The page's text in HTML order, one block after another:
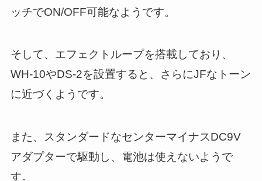
ッチでON/OFF可能なようです。
そして、エフェクトループを搭載しており、
WH-10やDS-2を設置すると、さらにJFなトーン
に近づくようです。
また、スタンダードなセンターマイナスDC9V
アダプターで駆動し、電池は使えないようで
す。